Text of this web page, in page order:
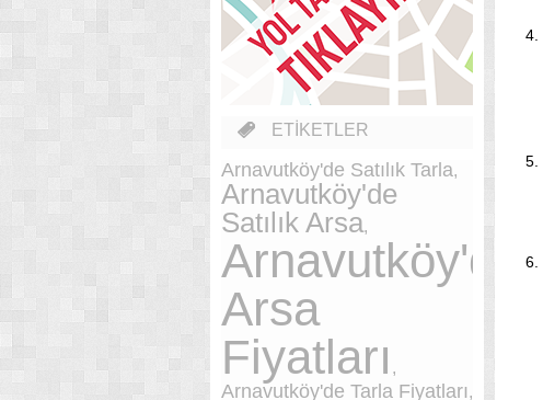
ETİKETLER
Arnavutköy'de Satılık Tarla,
Arnavutköy'de
Satılık Arsa,
Arnavutköy'de
Arsa
Fiyatları ,
Arnavutköy'de Tarla Fiyatları,